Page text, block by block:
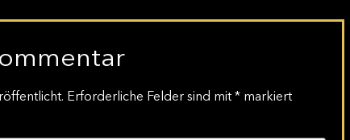
Erforderliche Felder sind mit* markiert